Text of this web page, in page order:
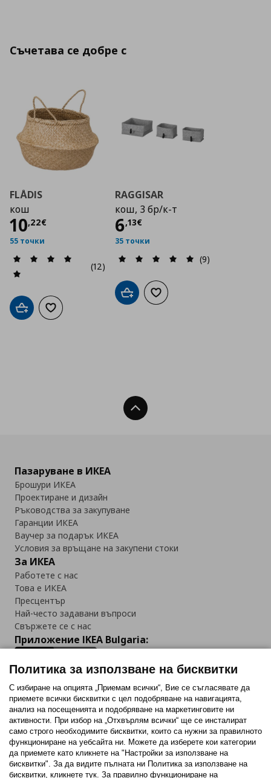
Съчетава се добре с
FLÅDIS
кош
10,22€
Цена
55 точки
(12)
Добави в кошницата
Добави към списъка с любими
RAGGISAR
кош, 3 бр/к-т
6,13€
Цена
35 точки
(9)
Добави в кошницата
Добави към списъка с
Нагоре
Пазаруване в ИКЕА
Брошури ИКЕА
Проектиране и дизайн
Ръководства за закупуване
Гаранции ИКЕА
Ваучер за подарък ИКЕА
Условия за връщане на закупени стоки
За ИКЕА
Работете с нас
Това е ИКЕА
Пресцентър
Най-често задавани въпроси
Свържете се с нас
Приложение IKEA Bulgaria:
Последвайте ни:
FacebookTwitterYoutubePinterestInstagram
Политика за използване на бисквитки
С избиране на опцията „Приемам всички“, Вие се съгласявате да
приемете всички бисквитки с цел подобряване на навигацията,
анализ на посещенията и подобряване на маркетинговите ни
активности. При избор на „Отхвърлям всички“ ще се инсталират
само строго необходимитe бисквитки, които са нужни за правилното
функциониране на уебсайта ни. Можете да изберете кои категории
да приемете като кликнете на "Настройки за използване на
бисквитки". За да видите пълната ни Политика за използване на
бисквитки, кликнете тук. За правилно функциониране на